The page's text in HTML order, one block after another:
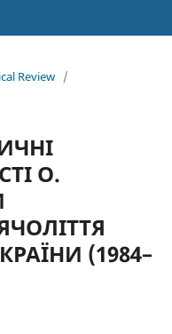
Review /
О.
(1984–